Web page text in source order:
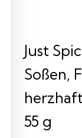
Just
Soßen,
55 g